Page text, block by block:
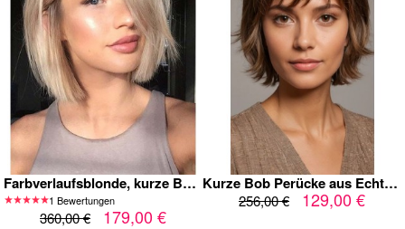
Farbverlaufsblonde, kurze Bob-Perücke mit 360-Grad-Natur-Lace-Front aus Echthaar für kaukasische Frauen
1 Bewertungen
360,00 € 179,00 €
Kurze Bob Perücke aus Echthaar mit Pony – Natürliches Braun, Maschinengefertigte Damenperücke, Layered Cut, Alltagslook, Real Hair Wig
256,00 € 129,00 €